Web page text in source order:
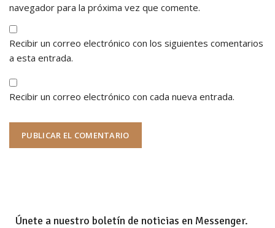
navegador para la próxima vez que comente.
Recibir un correo electrónico con los siguientes comentarios
a esta entrada.
Recibir un correo electrónico con cada nueva entrada.
Únete a nuestro boletín de noticias en Messenger.